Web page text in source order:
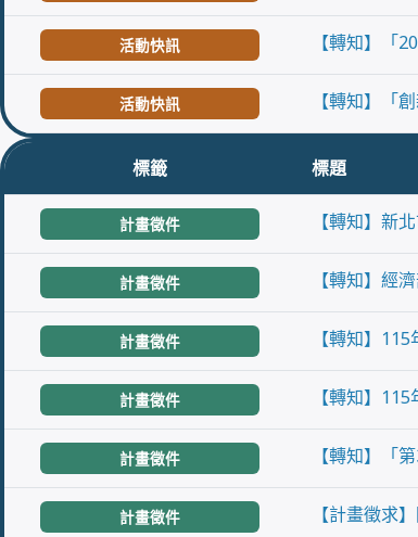
活動快訊 【轉知】「
活動快訊 【轉知】「
標籤 標題
計畫徵件 【轉知】新
計畫徵件 【轉知】經
計畫徵件 【轉知】
計畫徵件 【轉知】
計畫徵件 【轉知】「
計畫徵件 【計畫徵求